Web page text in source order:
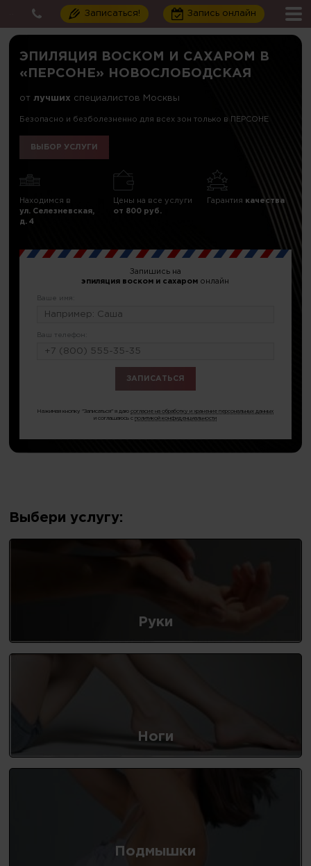
Записаться! Запись онлайн
ЭПИЛЯЦИЯ ВОСКОМ И САХАРОМ В
«ПЕРСОНЕ» НОВОСЛОБОДСКАЯ
от лучших специалистов Москвы
Безопасно и безболезненно для всех зон только в ПЕРСОНЕ
ВЫБОР УСЛУГИ
Находимся в
ул. Селезневская,
д. 4
Цены на все услуги
от 800 руб.
Гарантия качества
Запишись на
эпиляция воском и сахаром онлайн
Ваше имя:
Ваш телефон:
Нажимая кнопку "Записаться" я даюсогласие на обработку и хранение персональных данных
и соглашаюсь сполитикой конфиденциальности
Выбери услугу:
Руки
Ноги
Подмышки